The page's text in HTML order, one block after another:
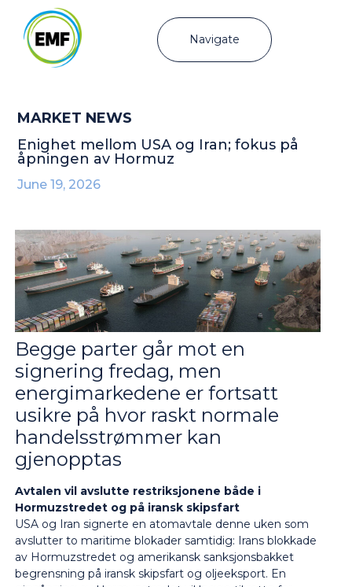
Navigate
MARKET NEWS
Enighet mellom USA og Iran; fokus på
åpningen av Hormuz
June 19, 2026
Begge parter går mot en
signering fredag, men
energimarkedene er fortsatt
usikre på hvor raskt normale
handelsstrømmer kan
gjenopptas
Avtalen vil avslutte restriksjonene både i
Hormuzstredet og på iransk skipsfart
USA og Iran signerte en atomavtale denne uken som
avslutter to maritime blokader samtidig: Irans blokkade
av Hormuzstredet og amerikansk sanksjonsbakket
begrensning på iransk skipsfart og oljeeksport. En